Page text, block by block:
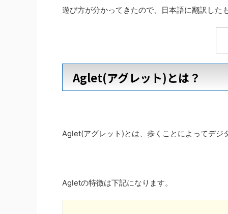
遊び方が分かってきたので、日本語に翻訳した
Aglet(アグレット)とは？
Aglet(アグレット)とは、歩くことによってデ
Agletの特徴は下記になります。